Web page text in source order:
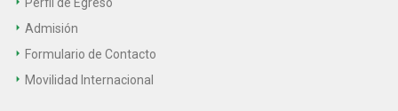
Admisión
Formulario de Contacto
Movilidad Internacional